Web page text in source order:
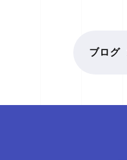
ブログ